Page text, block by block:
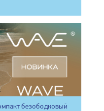
безободковый